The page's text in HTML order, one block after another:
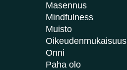
Masennus
Mindfulness
Muisto
Oikeudenmukaisuus
Onni
Paha olo